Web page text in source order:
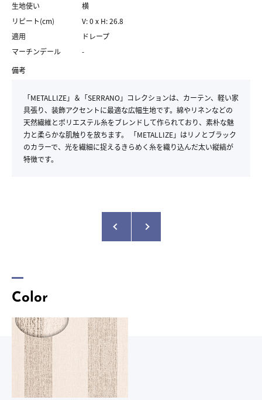
生地使い
横
リピート(cm)
V: 0 x H: 26.8
適用
ドレープ
マーチンデール
-
備考
「METALLIZE」＆「SERRANO」コレクションは、カーテン、軽い家
具張り、装飾アクセントに最適な広幅生地です。綿やリネンなどの
天然繊維とポリエステル糸をブレンドして作られており、素朴な魅
力と柔らかな肌触りを放ちます。 「METALLIZE」はリノとブラック
のカラーで、光を繊細に捉えるきらめく糸を織り込んだ太い縦縞が
特徴です。
Color
商品名：METALLIZE
品番：2-5942